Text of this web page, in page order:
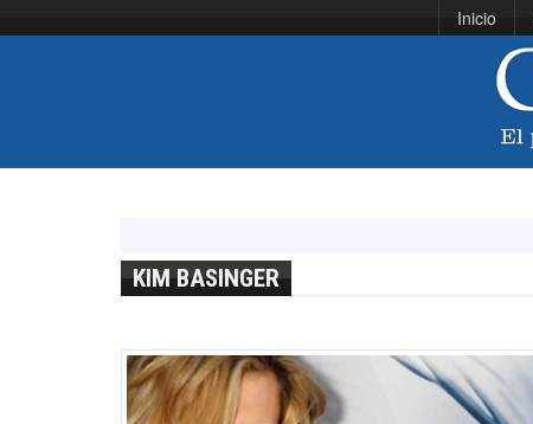
Inicio
KIM BASINGER